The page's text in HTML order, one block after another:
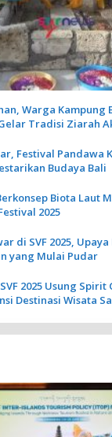
Warga Kampung
Tradisi Ziarah
Festival Pandawa
Budaya Bali
Biota Laut
2025
di SVF 2025,
yang Mulai Pudar
2025 Usung
Destinasi Wisata